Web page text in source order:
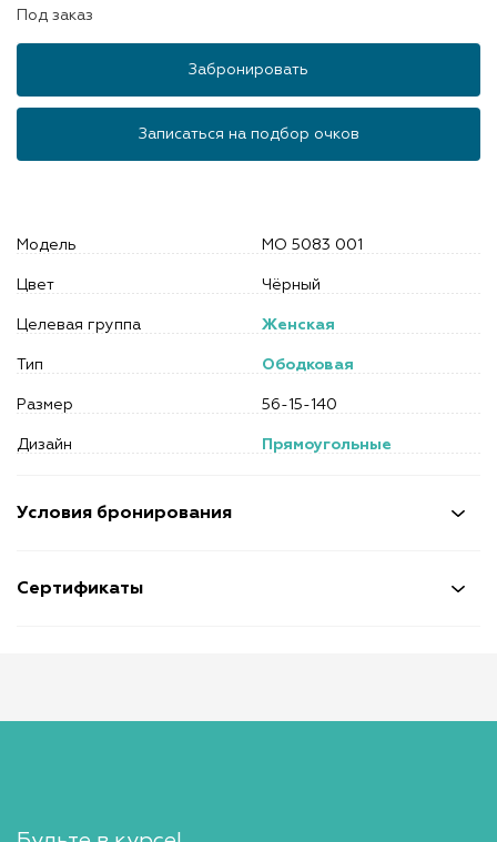
Условия бронирования
Сертификаты
Под заказ
Забронировать
Записаться на подбор очков
Модель MO 5083 001
Цвет Чёрный
Целевая группа Женская
Тип Ободковая
Размер 56-15-140
Дизайн Прямоугольные